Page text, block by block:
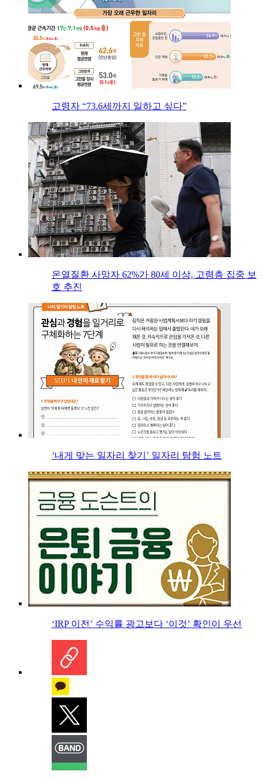
고령자 “73.6세까지 일하고 싶다”
온열질환 사망자 62%가 80세 이상, 고령층 집중 보
호 추진
‘내게 맞는 일자리 찾기’ 일자리 탐험 노트
‘IRP 이전’ 수익률 광고보다 ‘이것’ 확인이 우선